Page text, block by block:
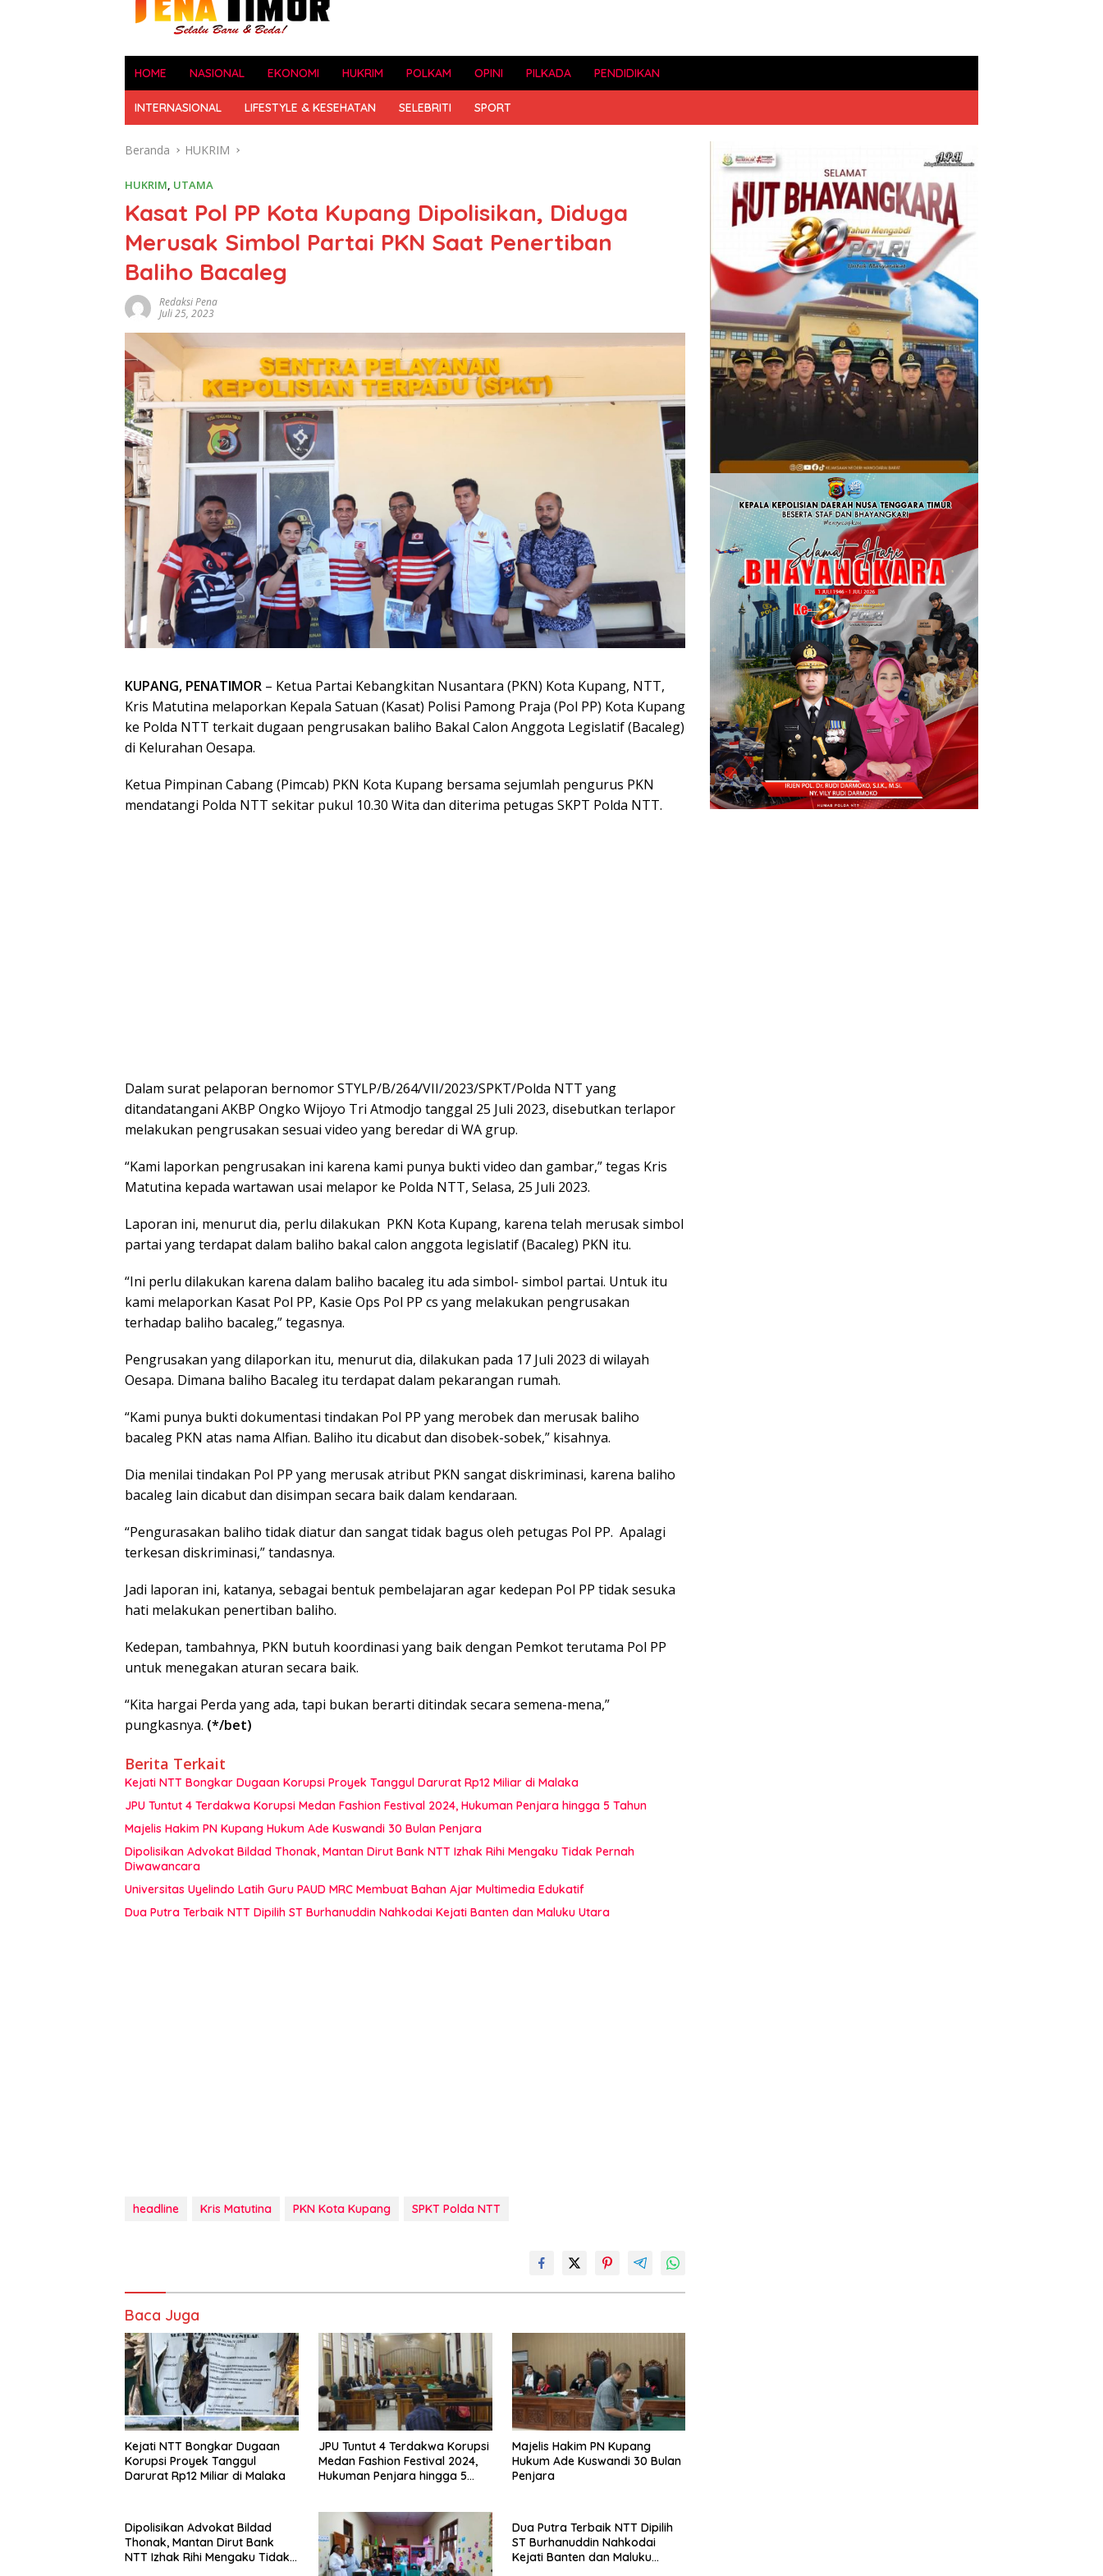
HOME NASIONAL EKONOMI HUKRIM POLKAM OPINI PILKADA PENDIDIKAN
INTERNASIONAL LIFESTYLE & KESEHATAN SELEBRITI SPORT
Beranda HUKRIM
HUKRIM, UTAMA
Kasat Pol PP Kota Kupang Dipolisikan, Diduga
Merusak Simbol Partai PKN Saat Penertiban
Baliho Bacaleg
Redaksi Pena
Juli 25, 2023
KUPANG, PENATIMOR – Ketua Partai Kebangkitan Nusantara (PKN) Kota Kupang, NTT,
Kris Matutina melaporkan Kepala Satuan (Kasat) Polisi Pamong Praja (Pol PP) Kota Kupang
ke Polda NTT terkait dugaan pengrusakan baliho Bakal Calon Anggota Legislatif (Bacaleg)
di Kelurahan Oesapa.
Ketua Pimpinan Cabang (Pimcab) PKN Kota Kupang bersama sejumlah pengurus PKN
mendatangi Polda NTT sekitar pukul 10.30 Wita dan diterima petugas SKPT Polda NTT.
Dalam surat pelaporan bernomor STYLP/B/264/VII/2023/SPKT/Polda NTT yang
ditandatangani AKBP Ongko Wijoyo Tri Atmodjo tanggal 25 Juli 2023, disebutkan terlapor
melakukan pengrusakan sesuai video yang beredar di WA grup.
“Kami laporkan pengrusakan ini karena kami punya bukti video dan gambar,” tegas Kris
Matutina kepada wartawan usai melapor ke Polda NTT, Selasa, 25 Juli 2023.
Laporan ini, menurut dia, perlu dilakukan PKN Kota Kupang, karena telah merusak simbol
partai yang terdapat dalam baliho bakal calon anggota legislatif (Bacaleg) PKN itu.
“Ini perlu dilakukan karena dalam baliho bacaleg itu ada simbol- simbol partai. Untuk itu
kami melaporkan Kasat Pol PP, Kasie Ops Pol PP cs yang melakukan pengrusakan
terhadap baliho bacaleg,” tegasnya.
Pengrusakan yang dilaporkan itu, menurut dia, dilakukan pada 17 Juli 2023 di wilayah
Oesapa. Dimana baliho Bacaleg itu terdapat dalam pekarangan rumah.
“Kami punya bukti dokumentasi tindakan Pol PP yang merobek dan merusak baliho
bacaleg PKN atas nama Alfian. Baliho itu dicabut dan disobek-sobek,” kisahnya.
Dia menilai tindakan Pol PP yang merusak atribut PKN sangat diskriminasi, karena baliho
bacaleg lain dicabut dan disimpan secara baik dalam kendaraan.
“Pengurasakan baliho tidak diatur dan sangat tidak bagus oleh petugas Pol PP. Apalagi
terkesan diskriminasi,” tandasnya.
Jadi laporan ini, katanya, sebagai bentuk pembelajaran agar kedepan Pol PP tidak sesuka
hati melakukan penertiban baliho.
Kedepan, tambahnya, PKN butuh koordinasi yang baik dengan Pemkot terutama Pol PP
untuk menegakan aturan secara baik.
“Kita hargai Perda yang ada, tapi bukan berarti ditindak secara semena-mena,”
pungkasnya. (*/bet)
Berita Terkait
Kejati NTT Bongkar Dugaan Korupsi Proyek Tanggul Darurat Rp12 Miliar di Malaka
JPU Tuntut 4 Terdakwa Korupsi Medan Fashion Festival 2024, Hukuman Penjara hingga 5 Tahun
Majelis Hakim PN Kupang Hukum Ade Kuswandi 30 Bulan Penjara
Dipolisikan Advokat Bildad Thonak, Mantan Dirut Bank NTT Izhak Rihi Mengaku Tidak Pernah
Diwawancara
Universitas Uyelindo Latih Guru PAUD MRC Membuat Bahan Ajar Multimedia Edukatif
Dua Putra Terbaik NTT Dipilih ST Burhanuddin Nahkodai Kejati Banten dan Maluku Utara
headline Kris Matutina PKN Kota Kupang SPKT Polda NTT
Baca Juga
Kejati NTT Bongkar Dugaan
Korupsi Proyek Tanggul
Darurat Rp12 Miliar di Malaka
JPU Tuntut 4 Terdakwa Korupsi
Medan Fashion Festival 2024,
Hukuman Penjara hingga 5
Majelis Hakim PN Kupang
Hukum Ade Kuswandi 30 Bulan
Penjara
Dipolisikan Advokat Bildad
Thonak, Mantan Dirut Bank
NTT Izhak Rihi Mengaku Tidak
Dua Putra Terbaik NTT Dipilih
ST Burhanuddin Nahkodai
Kejati Banten dan Maluku